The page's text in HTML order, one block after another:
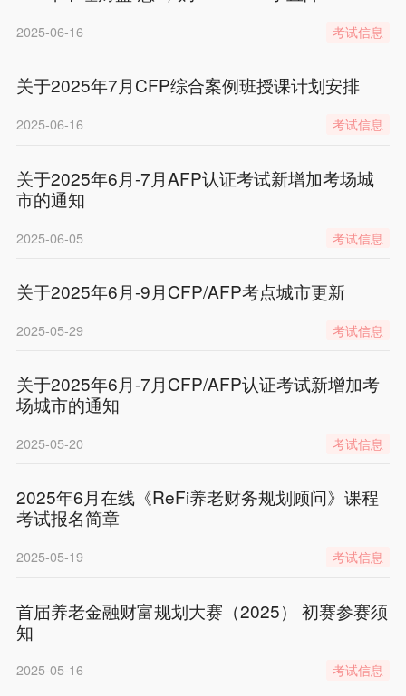
2025-06-16 考试信息
关于2025年7月CFP综合案例班授课计划安排
2025-06-16 考试信息
关于2025年6月-7月AFP认证考试新增加考场城
市的通知
2025-06-05 考试信息
关于2025年6月-9月CFP/AFP考点城市更新
2025-05-29 考试信息
关于2025年6月-7月CFP/AFP认证考试新增加考
场城市的通知
2025-05-20 考试信息
2025年6月在线《ReFi养老财务规划顾问》课程
考试报名简章
2025-05-19 考试信息
首届养老金融财富规划大赛（2025） 初赛参赛须
知
2025-05-16 考试信息